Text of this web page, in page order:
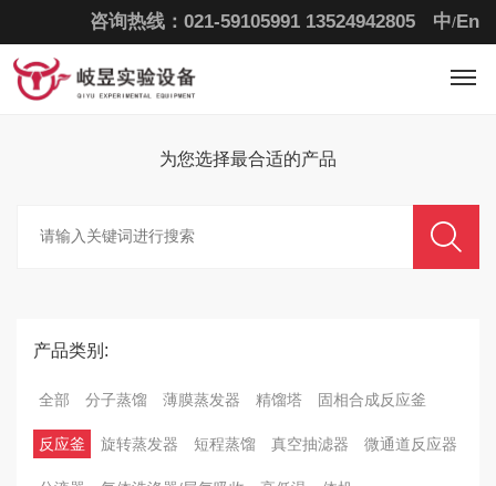
中/En
咨询热线：021-59105991 13524942805
为您选择最合适的产品
产品类别:
全部 分子蒸馏 薄膜蒸发器 精馏塔 固相合成反应釜
反应釜 旋转蒸发器 短程蒸馏 真空抽滤器 微通道反应器